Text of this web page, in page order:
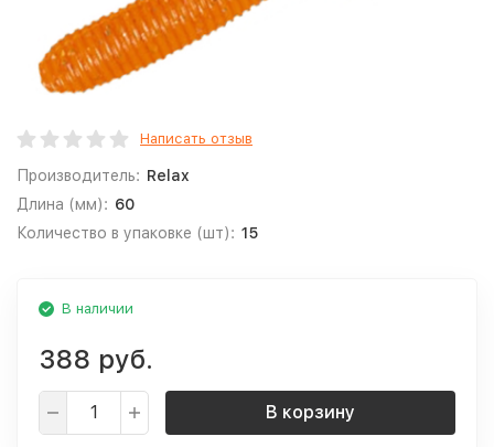
Написать отзыв
Производитель: Relax
Длина (мм): 60
Количество в упаковке (шт): 15
В наличии
388 руб.
В корзину